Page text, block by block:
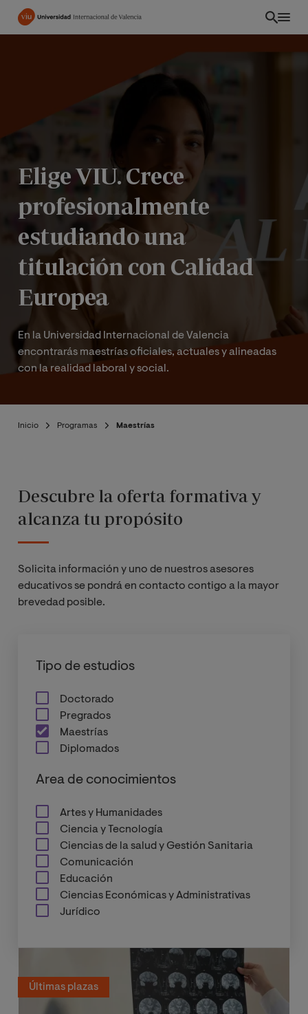
Pasar
Elige VIU. Crece
profesionalmente
estudiando una
titulación con Calidad
Europea
En la Universidad Internacional de Valencia
encontrarás maestrías oficiales, actuales y alineadas
con la realidad laboral y social.
Inicio Programas Maestrías
Descubre la oferta formativa y
alcanza tu propósito
Solicita información y uno de nuestros asesores
educativos se pondrá en contacto contigo a la mayor
brevedad posible.
Tipo de estudios
Doctorado
Pregrados
Maestrías
Diplomados
Area de conocimientos
Artes y Humanidades
Ciencia y Tecnología
Ciencias de la salud y Gestión Sanitaria
Comunicación
Educación
Ciencias Económicas y Administrativas
Jurídico
Últimas plazas